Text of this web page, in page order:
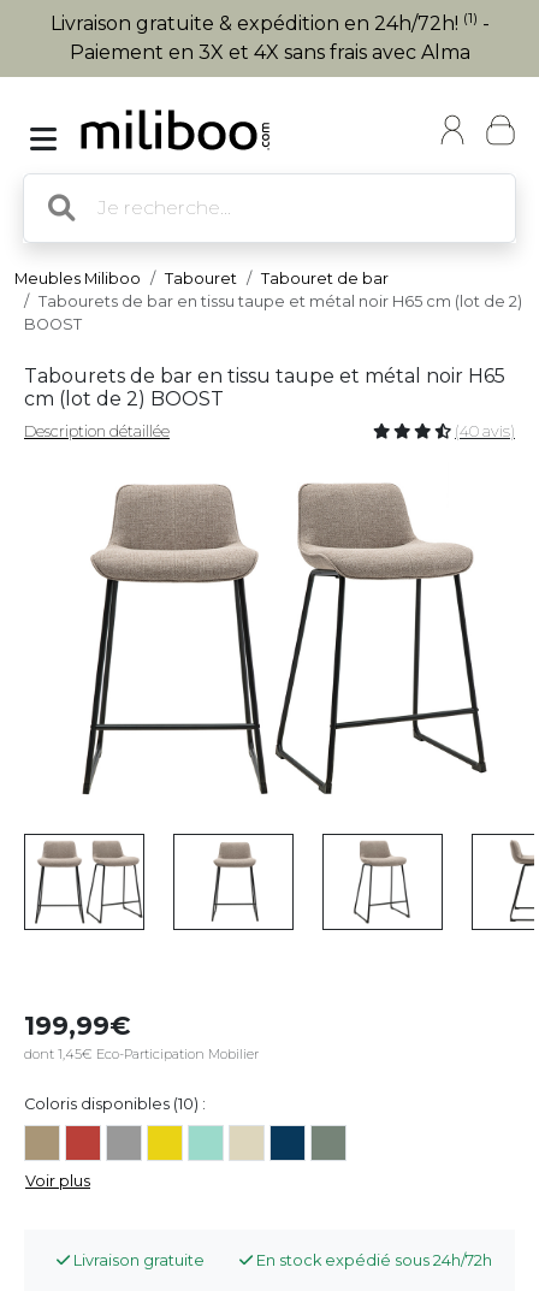
Livraison gratuite & expédition en 24h/72h! (1) -
Paiement en 3X et 4X sans frais avec Alma
Meubles Miliboo Tabouret
Tabouret de bar
Tabourets de bar en tissu taupe et métal noir H65 cm (lot de 2)
BOOST
Tabourets de bar en tissu taupe et métal noir H65
cm (lot de 2) BOOST
Description détaillée (40 avis)
199,99
dont 1,45€ Eco-Participation Mobilier
Coloris disponibles (10) :
Voir plus
Livraison gratuite En stock expédié sous 24h/72h